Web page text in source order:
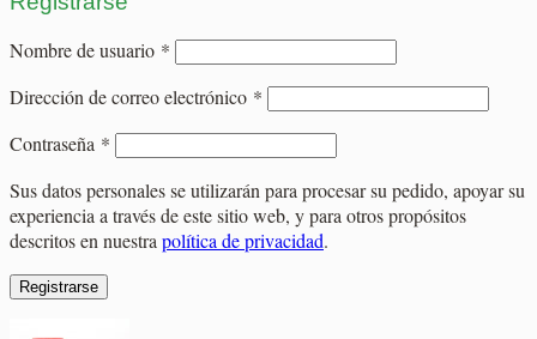
Nombre de usuario * Obligatorio
Dirección de correo electrónico * Obligatorio
Contraseña * Obligatorio
Sus datos personales se utilizarán para procesar su pedido, apoyar su
experiencia a través de este sitio web, y para otros propósitos
descritos en nuestrapolítica de privacidad.
Registrarse